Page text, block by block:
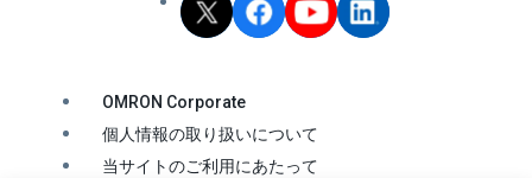
OMRON Corporate
個人情報の取り扱いについて
当サイトのご利用にあたって